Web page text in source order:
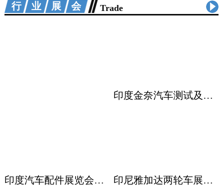
行业展会 Trade
印度汽车配件展览会ACMA
印度金奈汽车测试及质量监控展览会 Automotive Testing Expo
印尼雅加达两轮车展览会 INABIKE